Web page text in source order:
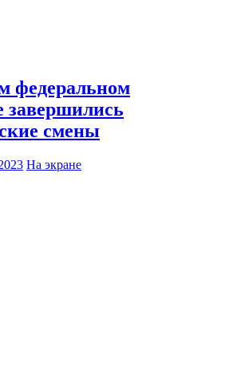
федеральном
завершились
смены
На экране